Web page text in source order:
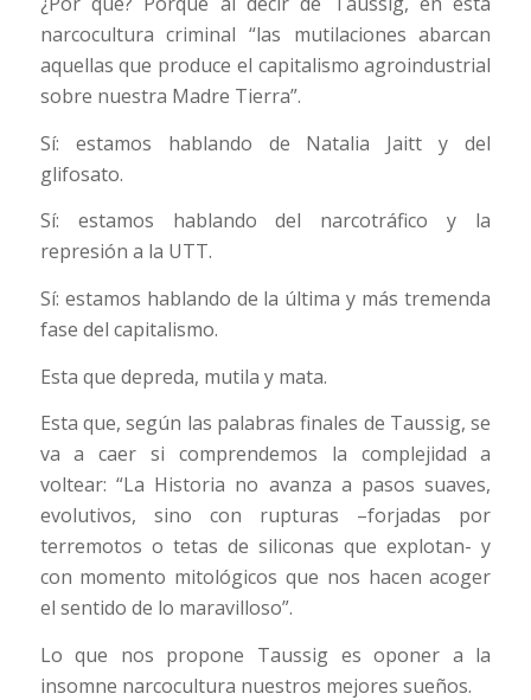
narcocultura criminal “las mutilaciones abarcan
aquellas que produce el capitalismo agroindustrial
sobre nuestra Madre Tierra”.
Sí: estamos hablando de Natalia Jaitt y del
glifosato.
Sí: estamos hablando del narcotráfico y la
represión a la UTT.
Sí: estamos hablando de la última y más tremenda
fase del capitalismo.
Esta que depreda, mutila y mata.
Esta que, según las palabras finales de Taussig, se
va a caer si comprendemos la complejidad a
voltear: “La Historia no avanza a pasos suaves,
evolutivos, sino con rupturas –forjadas por
terremotos o tetas de siliconas que explotan- y
con momento mitológicos que nos hacen acoger
el sentido de lo maravilloso”.
Lo que nos propone Taussig es oponer a la
insomne narcocultura nuestros mejores sueños.